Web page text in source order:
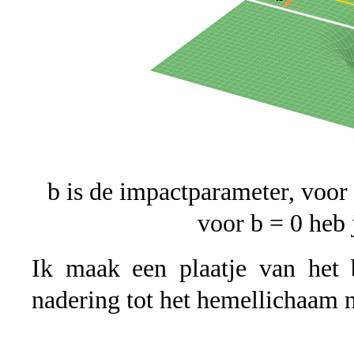
b is de impactparameter,
voor b = 0 heb
Ik maak een plaatje van het
nadering tot het hemellichaam